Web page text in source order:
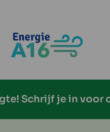
Schrijf je in voor